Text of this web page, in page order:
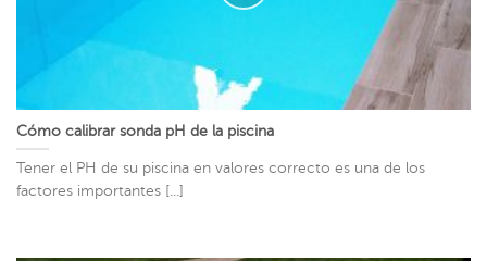
Cómo calibrar sonda pH de la piscina
Tener el PH de su piscina en valores correcto es una de los
factores importantes [...]